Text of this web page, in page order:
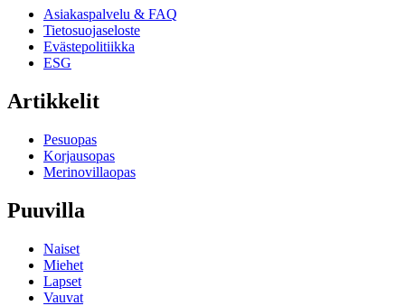
Asiakaspalvelu & FAQ
Tietosuojaseloste
Evästepolitiikka
ESG
Artikkelit
Pesuopas
Korjausopas
Merinovillaopas
Puuvilla
Naiset
Miehet
Lapset
Vauvat